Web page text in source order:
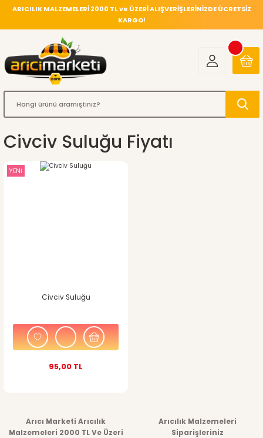
ARICILIK MALZEMELERİ 2000 TL ve ÜZERİ ALIŞVERİŞLERİNİZDE ÜCRETSİZ
KARGO!
Civciv Suluğu Fiyatı
YENİ
Civciv Suluğu
95,00 TL
Arıcı Marketi Arıcılık
Malzemeleri 2000 TL Ve Üzeri
Arıcılık Malzemeleri
Siparişleriniz